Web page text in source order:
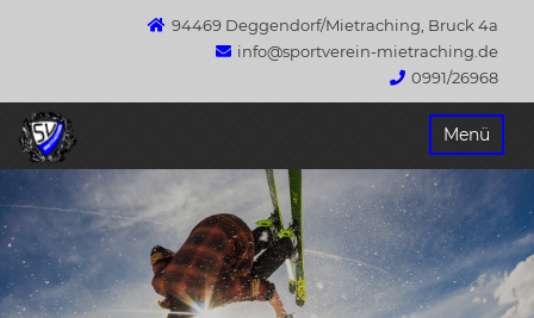
94469 Deggendorf/Mietraching, Bruck 4a
info@sportverein-mietraching.de
0991/26968
Menü